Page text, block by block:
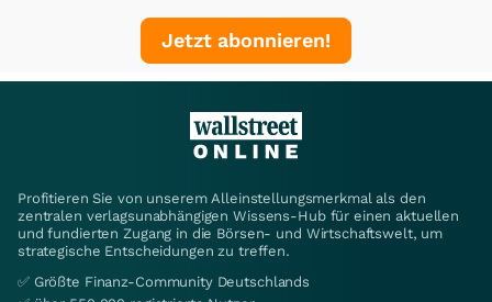
Jetzt abonnieren!
Profitieren Sie von unserem Alleinstellungsmerkmal als den
zentralen verlagsunabhängigen Wissens-Hub für einen aktuellen
und fundierten Zugang in die Börsen- und Wirtschaftswelt, um
strategische Entscheidungen zu treffen.
✅ Größte Finanz-Community Deutschlands